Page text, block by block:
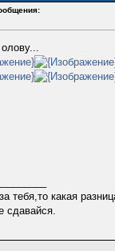
тебя,то какая
сдавайся.